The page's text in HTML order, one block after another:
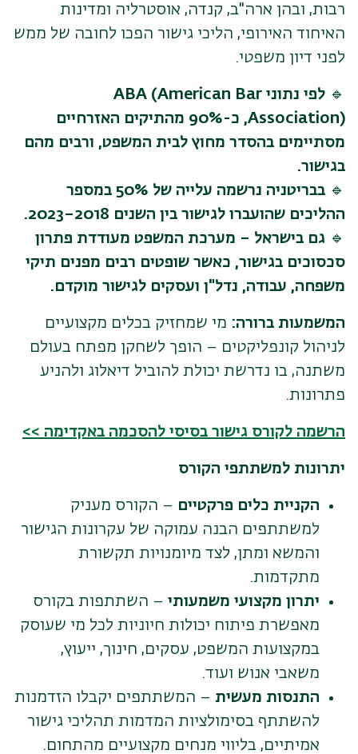
רבות, ובהן ארה"ב, קנדה, אוסטרליה ומדינות
האיחוד האירופי, הליכי גישור הפכו לחובה של ממש
לפני דיון משפטי.
🔹
לפי נתוני ABA (American Bar
Association), כ-90% מהתיקים האזרחיים
מסתיימים בהסדר מחוץ לבית המשפט, ורבים מהם
בגישור.
🔹
בבריטניה נרשמה עלייה של 50% במספר
ההליכים שהועברו לגישור בין השנים 2018–2023.
🔹 גם בישראל – מערכת המשפט מעודדת פתרון
סכסוכים בגישור, כאשר שופטים רבים מפנים תיקי
משפחה, עבודה, נדל"ן ועסקים לגישור מוקדם.
המשמעות ברורה: מי שמחזיק בכלים מקצועיים
לניהול קונפליקטים – הופך לשחקן מפתח בעולם
משתנה, בו נדרשת יכולת להוביל דיאלוג ולהניע
פתרונות.
הרשמה לקורס גישור בסיסי להסכמה באקדימה >>
יתרונות למשתתפי הקורס
הקניית כלים פרקטיים – הקורס מעניק
למשתתפים הבנה עמוקה של עקרונות הגישור
והמשא ומתן, לצד מיומנויות תקשורת
מתקדמות.
יתרון מקצועי משמעותי – השתתפות בקורס
מאפשרת פיתוח יכולות חיוניות לכל מי שעוסק
במקצועות המשפט, עסקים, חינוך, ייעוץ,
משאבי אנוש ועוד.
התנסות מעשית – המשתתפים יקבלו הזדמנות
להשתתף בסימולציות המדמות תהליכי גישור
אמיתיים, בליווי מנחים מקצועיים מהתחום.